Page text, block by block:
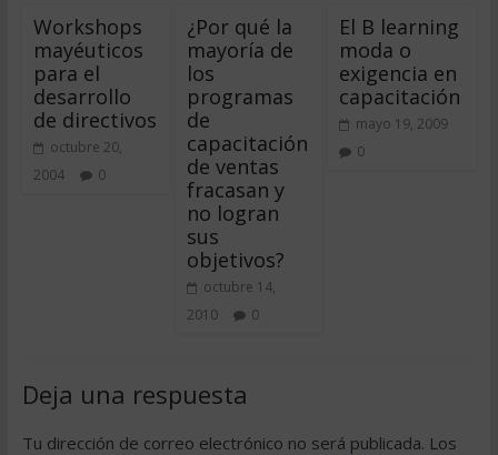
Workshops
mayéuticos
para el
desarrollo
de directivos
octubre 20,
2004
0
¿Por qué la
mayoría de
los
programas
de
capacitación
de ventas
fracasan y
no logran
sus
objetivos?
octubre 14,
2010
0
El B learning
moda o
exigencia en
capacitación
mayo 19, 2009
0
Deja una respuesta
Tu dirección de correo electrónico no será publicada. Los